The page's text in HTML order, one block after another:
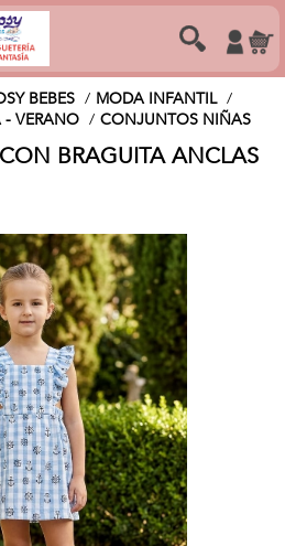
BEBES
MODA INFANTIL
- VERANO CONJUNTOS NIÑAS
BRAGUITA ANCLAS